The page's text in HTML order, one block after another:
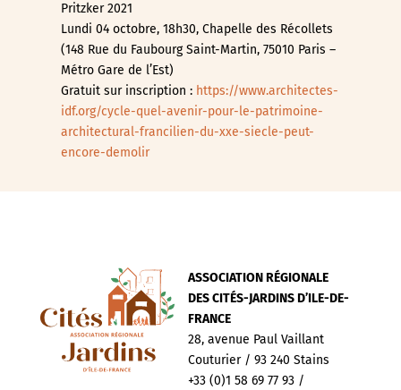
Pritzker 2021
Lundi 04 octobre, 18h30, Chapelle des Récollets
(148 Rue du Faubourg Saint-Martin, 75010 Paris –
Métro Gare de l’Est)
Gratuit sur inscription : https://www.architectes-
idf.org/cycle-quel-avenir-pour-le-patrimoine-
architectural-francilien-du-xxe-siecle-peut-
encore-demolir
ASSOCIATION RÉGIONALE
DES CITÉS-JARDINS D’ILE-DE-
FRANCE
28, avenue Paul Vaillant
Couturier / 93 240 Stains
+33 (0)1 58 69 77 93 /